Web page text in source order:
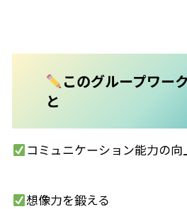
このグループワー
と
コミュニケーション能力の向
想像力を鍛える